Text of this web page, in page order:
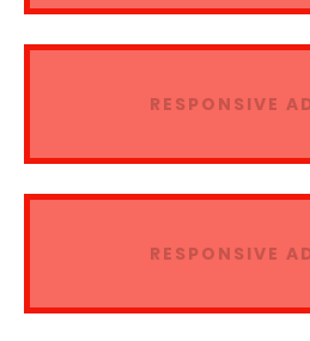
RESPONSIVE
RESPONSIVE